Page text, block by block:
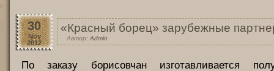
30
Nov
2012
«Красный борец» зарубежные
Автор: Admin
По заказу борисовчан изготавливается